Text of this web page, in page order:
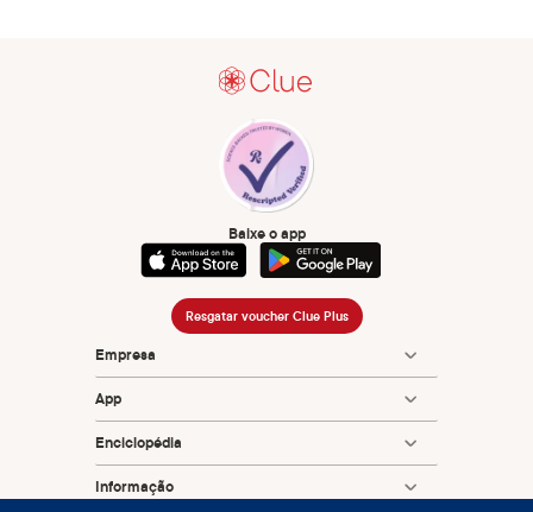
Baixe o app
Resgatar voucher Clue Plus
Empresa
App
Enciclopédia
Informação